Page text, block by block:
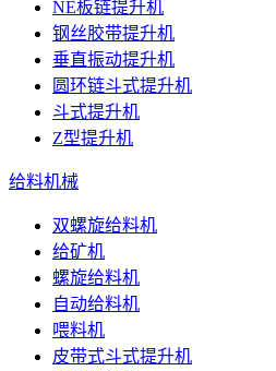
NE板链提升机
钢丝胶带提升机
垂直振动提升机
圆环链斗式提升机
斗式提升机
Z型提升机
给料机械
双螺旋给料机
给矿机
螺旋给料机
自动给料机
喂料机
皮带式斗式提升机